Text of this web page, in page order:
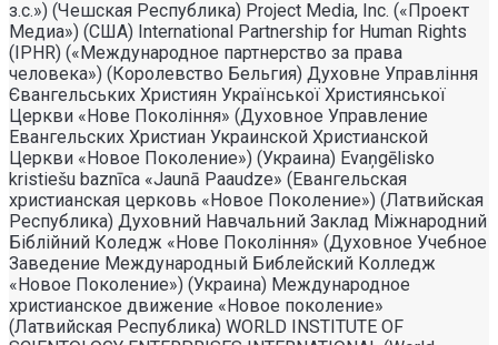
з.с.») (Чешская Республика) Project Media, Inc. («Проект
Медиа») (США) International Partnership for Human Rights
(IPHR) («Международное партнерство за права
человека») (Королевство Бельгия) Духовне Управлiння
Євангельських Християн Української Християнської
Церкви «Нове Поколiння» (Духовное Управление
Евангельских Христиан Украинской Христианской
Церкви «Новое Поколение») (Украина) Evaņgēlisko
kristiešu baznīca «Jaunā Paaudze» (Евангельская
христианская церковь «Новое Поколение») (Латвийская
Республика) Духовний Навчальний Заклад Міжнародний
Біблійний Коледж «Нове Покоління» (Духовное Учебное
Заведение Международный Библейский Колледж
«Новое Поколение») (Украина) Международное
христианское движение «Новое поколение»
(Латвийская Республика) WORLD INSTITUTE OF